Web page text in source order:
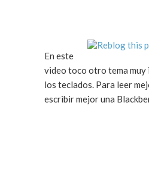
En este
video toco otro tema muy
los teclados. Para leer
escribir mejor una